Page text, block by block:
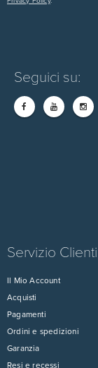
Seguici su:
Servizio Clienti
Il Mio Account
Acquisti
Pagamenti
Ordini e spedizioni
Garanzia
Resi e recessi